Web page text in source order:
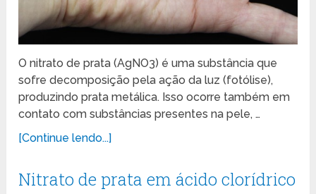
O nitrato de prata (AgNO3) é uma substância que
sofre decomposição pela ação da luz (fotólise),
produzindo prata metálica. Isso ocorre também em
contato com substâncias presentes na pele, …
[Continue lendo...]
Nitrato de prata em ácido clorídrico